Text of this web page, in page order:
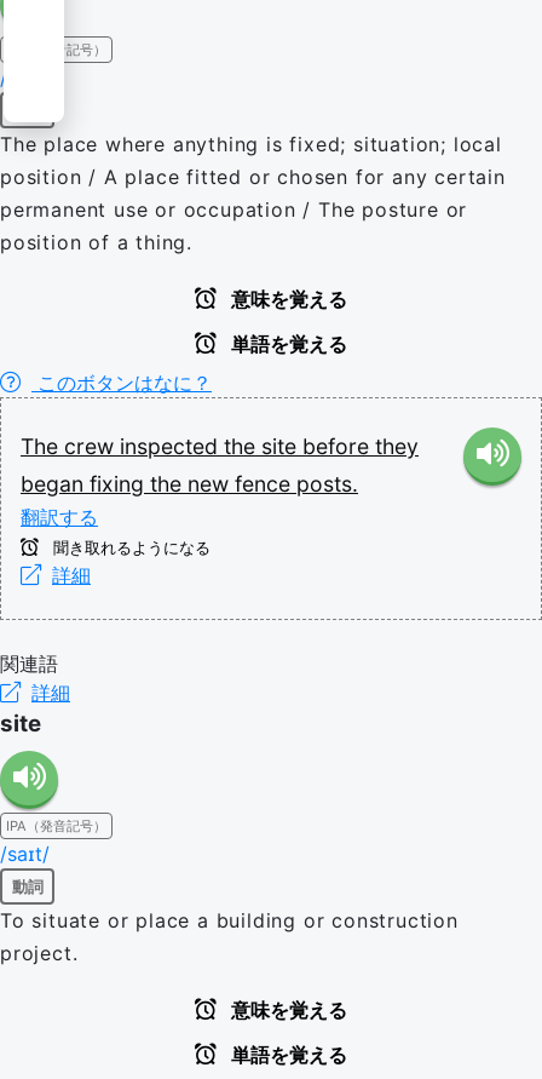
IPA（発音記号）
/saɪt/
The place where anything is fixed; situation; local
position / A place fitted or chosen for any certain
permanent use or occupation / The posture or
position of a thing.
意味を覚える
単語を覚える
このボタンはなに？
The crew inspected the site before they
began fixing the new fence posts.
翻訳する
聞き取れるようになる
詳細
関連語
詳細
site
IPA（発音記号）
/saɪt/
動詞
To situate or place a building or construction
project.
意味を覚える
単語を覚える